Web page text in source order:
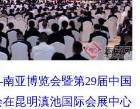
亚博览会暨第29届中国
昆明滇池国际会展中心